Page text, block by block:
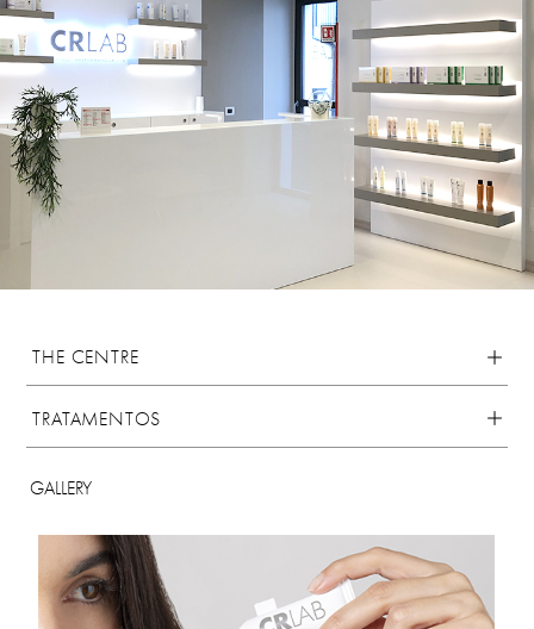
THE CENTRE
TRATAMENTOS
GALLERY